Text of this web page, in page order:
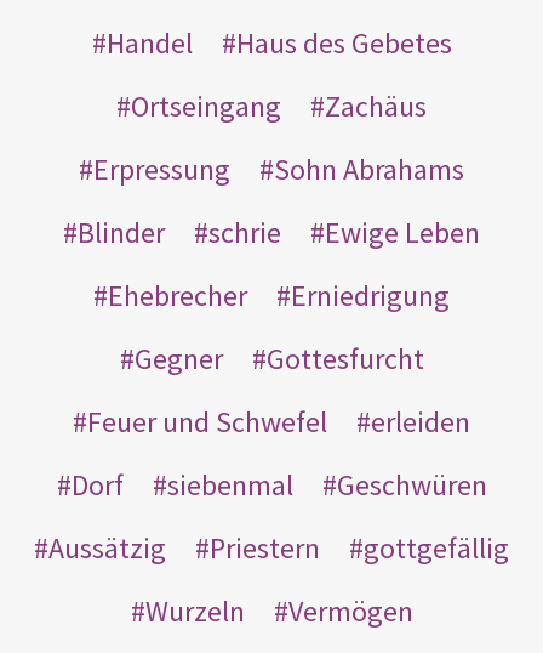
Handel
Haus des Gebetes
Ortseingang
Zachäus
Erpressung
Sohn Abrahams
Blinder
schrie
Ewige Leben
Ehebrecher
Erniedrigung
Gegner
Gottesfurcht
Feuer und Schwefel
erleiden
Dorf
siebenmal
Geschwüren
Aussätzig
Priestern
gottgefällig
Wurzeln
Vermögen